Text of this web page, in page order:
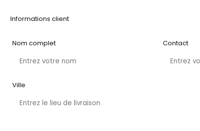
Nom complet Contact
Ville